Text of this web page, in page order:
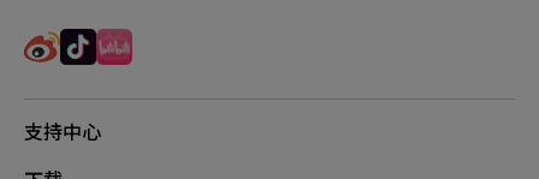
支持中心